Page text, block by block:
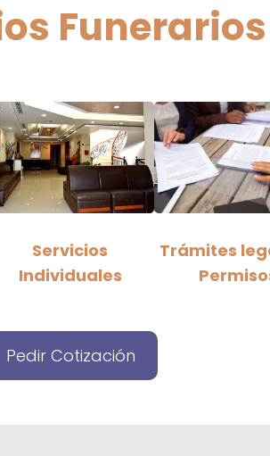
Funerarios
Servicios
Individuales
Trámites
Pedir Cotización